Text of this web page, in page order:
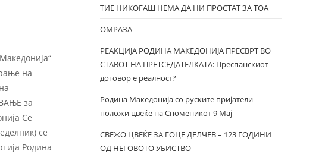
на
за
Се
се
Родина
ТИЕ НИКОГАШ НЕМА ДА НИ ПРОСТАТ ЗА ТОА
ОМРАЗА
РЕАКЦИЈА РОДИНА МАКЕДОНИЈА ПРЕСВРТ ВО
СТАВОТ НА ПРЕТСЕДАТЕЛКАТА: Преспанскиот
договор е реалност?
Родина Македонија со руските пријатели
положи цвеќе на Споменикот 9 Мај
СВЕЖО ЦВЕЌЕ ЗА ГОЦЕ ДЕЛЧЕВ – 123 ГОДИНИ
ОД НЕГОВОТО УБИСТВО